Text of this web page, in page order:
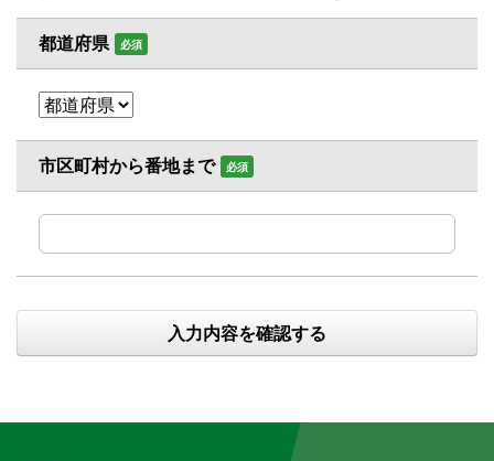
都道府県 必須
市区町村から番地まで 必須